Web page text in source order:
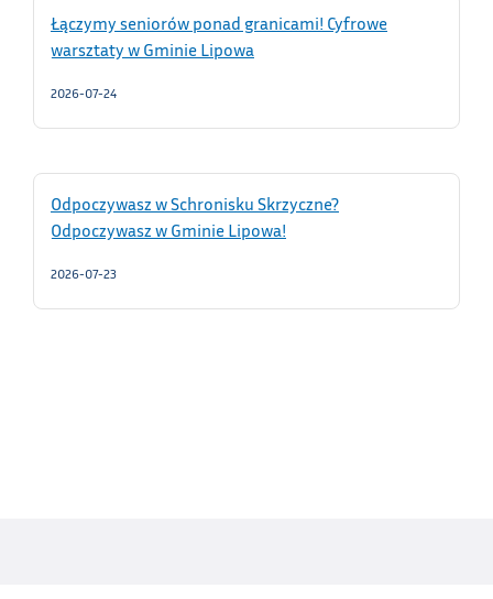
Łączymy seniorów ponad granicami! Cyfrowe
warsztaty w Gminie Lipowa
2026-07-24
Odpoczywasz w Schronisku Skrzyczne?
Odpoczywasz w Gminie Lipowa!
2026-07-23